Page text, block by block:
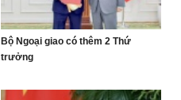
Bộ Ngoại giao có thêm 2 Thứ
trưởng